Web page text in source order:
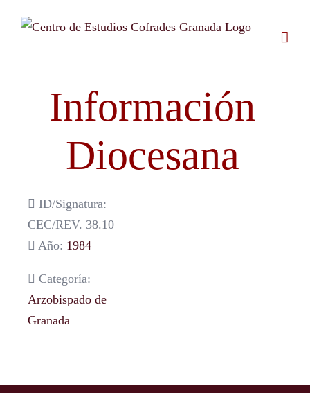
Información
Diocesana
ID/Signatura:
CEC/REV. 38.10
Año: 1984
Categoría:
Arzobispado de
Granada